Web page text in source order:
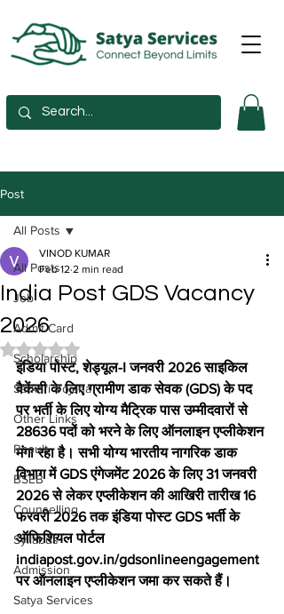
Post
All Posts
Job
Admit Card
Scholarship
Sarkari Yojana
Other Links
Result
BSEB
Counselling
Syllabus
Admission
Satya Services
All Posts
India Post GDS Vacancy
2026
VINOD KUMAR
Feb 12 2 min read
Rated NaN out of 5 stars.
इंडिया पोस्ट, शेड्यूल-I जनवरी 2026 साइकिल
वैकेंसी के लिए ग्रामीण डाक सेवक (GDS) के पद
पर भर्ती के लिए योग्य मैट्रिक पास उम्मीदवारों से
28636 पदों को भरने के लिए ऑनलाइन एप्लीकेशन
मंगा रहा है। सभी योग्य भारतीय नागरिक डाक
विभाग में GDS एंगेजमेंट 2026 के लिए 31 जनवरी
2026 से लेकर एप्लीकेशन की आखिरी तारीख 16
फरवरी 2026 तक इंडिया पोस्ट GDS भर्ती के
ऑफिशियल पोर्टल
indiapost.gov.in/gdsonlineengagement
पर ऑनलाइन एप्लीकेशन जमा कर सकते हैं।